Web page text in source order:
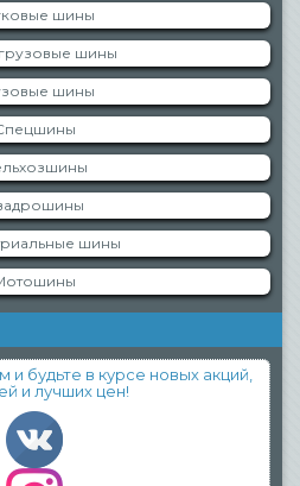
шины
шины
шины
шины
будьте в курсе новых акций,
и лучших цен!